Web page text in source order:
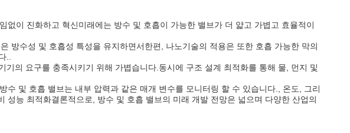
이 진화하고 혁신미래에는 방수 및 호흡이 가능한 밸브가 더 얇고 가볍고 효율적이
방수성 및 호흡성 특성을 유지하면서한편, 나노기술의 적용은 또한 호흡 가능한 막의
..
의 요구를 충족시키기 위해 가볍습니다.동시에 구조 설계 최적화를 통해 물, 먼지 및
및 호흡 밸브는 내부 압력과 같은 매개 변수를 모니터링 할 수 있습니다., 온도, 그리
능 최적화결론적으로, 방수 및 호흡 밸브의 미래 개발 전망은 넓으며 다양한 산업의